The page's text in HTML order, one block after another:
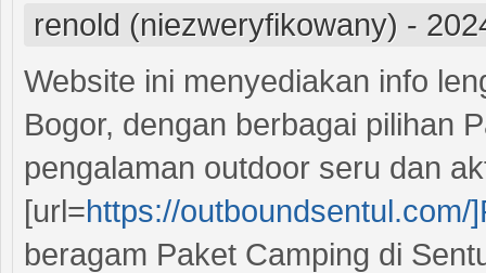
renold (niezweryfikowany) -
Website ini menyediakan info
Bogor, dengan berbagai pilihan
pengalaman outdoor seru dan
[url=https://outboundsentul.com/
beragam Paket Camping di